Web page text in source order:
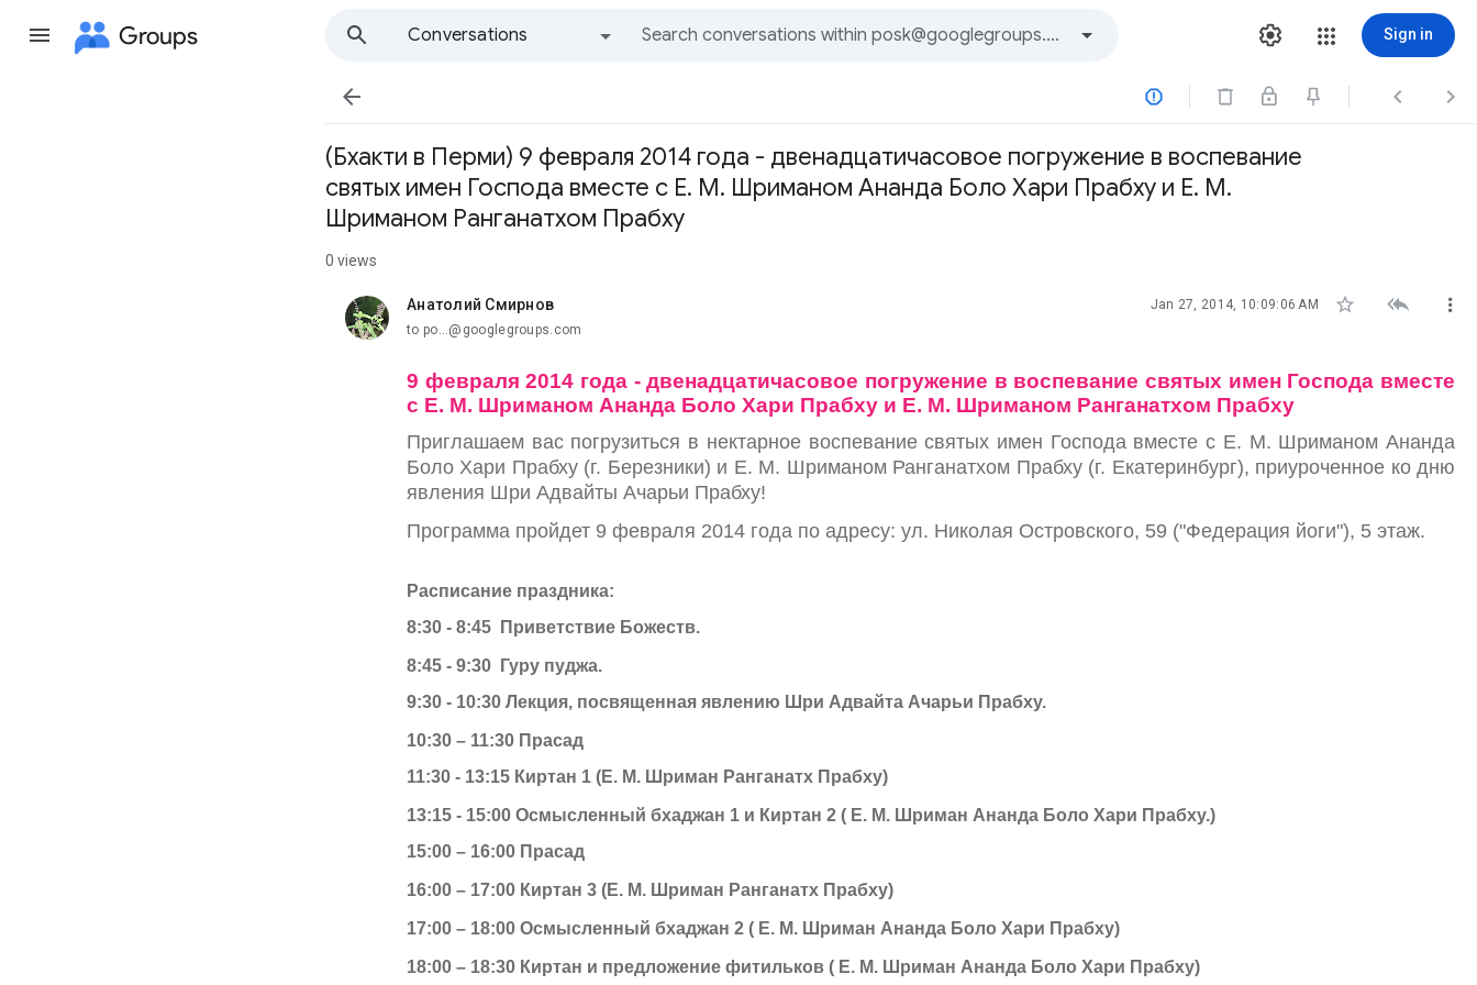
Groups
Conversations
Sign in
   
(Бхакти в Перми) 9 февраля 2014 года - двенадцатичасовое погружение в воспевание
святых имен Господа вместе с Е. М. Шриманом Ананда Боло Хари Прабху и Е. М.
Шриманом Ранганатхом Прабху
0 views
Анатолий Смирнов
unread, Jan 27, 2014, 10:09:06 AM   
to po...@googlegroups.com
9 февраля 2014 года - двенадцатичасовое погружение в воспевание святых имен Господа вместе
с Е. М. Шриманом Ананда Боло Хари Прабху и Е. М. Шриманом Ранганатхом Прабху
Приглашаем вас погрузиться в нектарное воспевание святых имен Господа вместе с Е. М. Шриманом Ананда
Боло Хари Прабху (г. Березники) и Е. М. Шриманом Ранганатхом Прабху (г. Екатеринбург), приуроченное ко дню
явления Шри Адвайты Ачарьи Прабху!
Программа пройдет 9 февраля 2014 года по адресу: ул. Николая Островского, 59 ("Федерация йоги"), 5 этаж.
Расписание праздника:
8:30 - 8:45 Приветствие Божеств.
8:45 - 9:30 Гуру пуджа.
9:30 - 10:30 Лекция, посвященная явлению Шри Адвайта Ачарьи Прабху.
10:30 – 11:30 Прасад
11:30 - 13:15 Киртан 1 (Е. М. Шриман Ранганатх Прабху)
13:15 - 15:00 Осмысленный бхаджан 1 и Киртан 2 ( Е. М. Шриман Ананда Боло Хари Прабху.)
15:00 – 16:00 Прасад
16:00 – 17:00 Киртан 3 (Е. М. Шриман Ранганатх Прабху)
17:00 – 18:00 Осмысленный бхаджан 2 ( Е. М. Шриман Ананда Боло Хари Прабху)
18:00 – 18:30 Киртан и предложение фитильков ( Е. М. Шриман Ананда Боло Хари Прабху)